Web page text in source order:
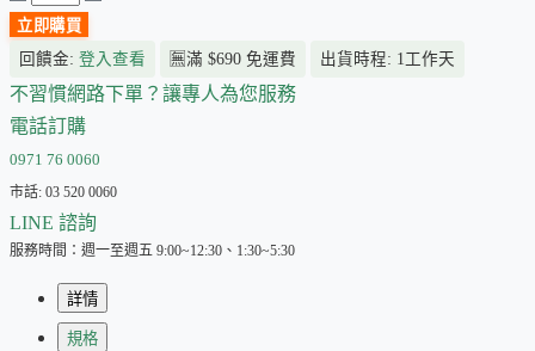
立即購買
回饋金: 登入查看 🈚滿 $690 免運費 出貨時程: 1工作天
不習慣網路下單？讓專人為您服務
電話訂購
0971 76 0060
市話: 03 520 0060
LINE 諮詢
服務時間：週一至週五 9:00~12:30、1:30~5:30
詳情
規格